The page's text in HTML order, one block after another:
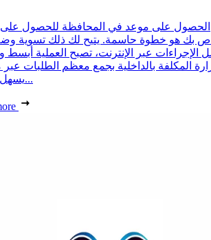
الحصول على موعد في المحافظة للحصول على
بك هو خطوة حاسمة. يتيح لك ذلك تسوية
الإجراءات عبر الإنترنت، تصبح العملية أبسط
المكلفة بالداخلية بجمع معظم الطلبات
يسهل ذلك الوصول إ...